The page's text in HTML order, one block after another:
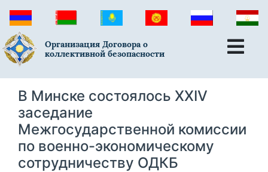
Организация Договора о
коллективной безопасности
В Минске состоялось XXIV
заседание
Межгосударственной комиссии
по военно-экономическому
сотрудничеству ОДКБ